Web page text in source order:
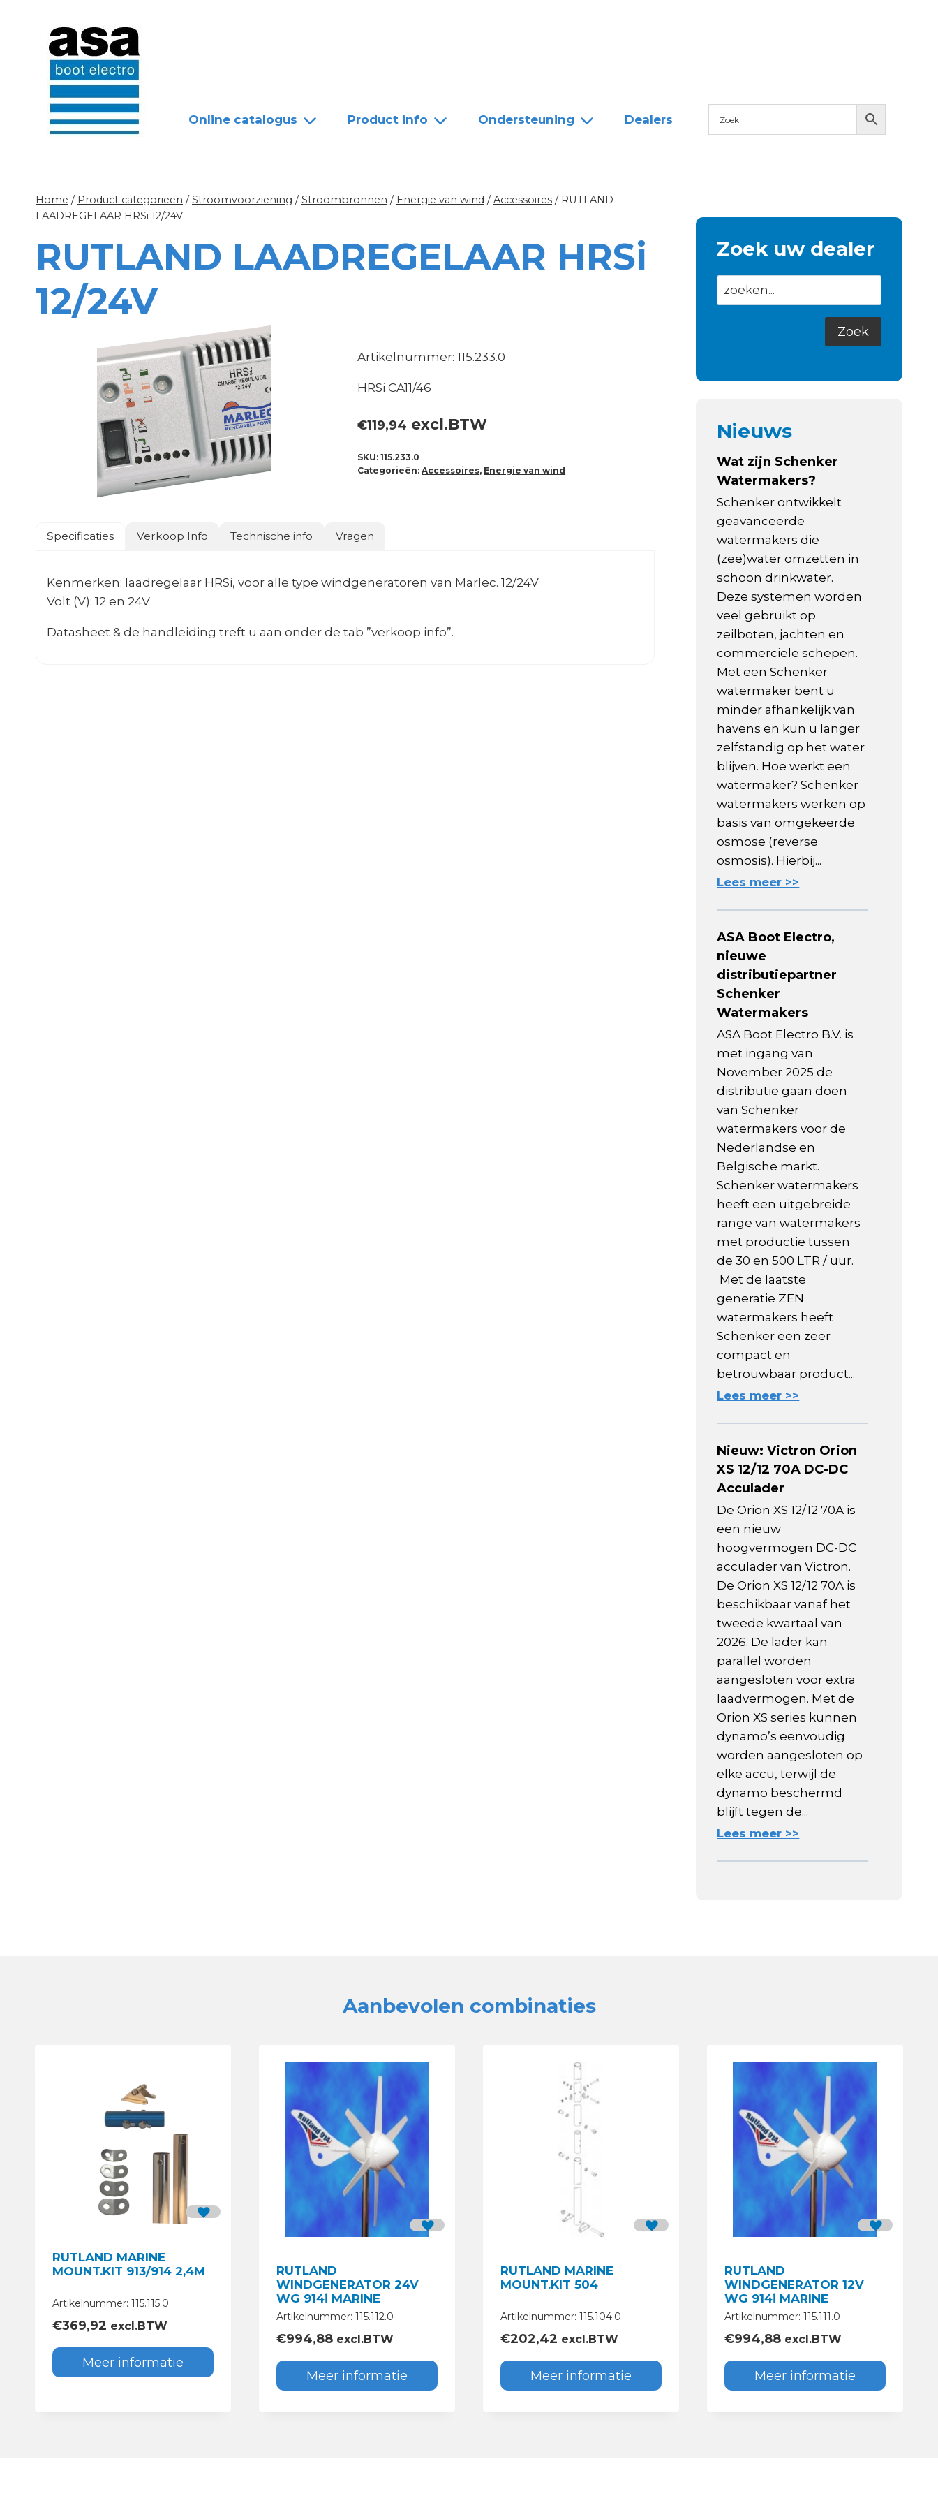
Online catalogus Product info Ondersteuning Dealers
Home / Product categorieën / Stroomvoorziening / Stroombronnen / Energie van wind / Accessoires / RUTLAND
LAADREGELAAR HRSi 12/24V
RUTLAND LAADREGELAAR HRSi
12/24V
Artikelnummer: 115.233.0
HRSi CA11/46
€119,94 excl.BTW
SKU:115.233.0
Categorieën:Accessoires, Energie van wind
Specificaties Verkoop Info Technische info Vragen
Kenmerken: laadregelaar HRSi, voor alle type windgeneratoren van Marlec. 12/24V
Volt (V): 12 en 24V
Datasheet & de handleiding treft u aan onder de tab ”verkoop info”.
Zoek uw dealer
Nieuws
Wat zijn Schenker
Watermakers?
Schenker ontwikkelt
geavanceerde
watermakers die
(zee)water omzetten in
schoon drinkwater.
Deze systemen worden
veel gebruikt op
zeilboten, jachten en
commerciële schepen.
Met een Schenker
watermaker bent u
minder afhankelijk van
havens en kun u langer
zelfstandig op het water
blijven. Hoe werkt een
watermaker? Schenker
watermakers werken op
basis van omgekeerde
osmose (reverse
osmosis). Hierbij...
Lees meer >>
ASA Boot Electro,
nieuwe
distributiepartner
Schenker
Watermakers
ASA Boot Electro B.V. is
met ingang van
November 2025 de
distributie gaan doen
van Schenker
watermakers voor de
Nederlandse en
Belgische markt.
Schenker watermakers
heeft een uitgebreide
range van watermakers
met productie tussen
de 30 en 500 LTR / uur.
Met de laatste
generatie ZEN
watermakers heeft
Schenker een zeer
compact en
betrouwbaar product...
Lees meer >>
Nieuw: Victron Orion
XS 12/12 70A DC-DC
Acculader
De Orion XS 12/12 70A is
een nieuw
hoogvermogen DC-DC
acculader van Victron.
De Orion XS 12/12 70A is
beschikbaar vanaf het
tweede kwartaal van
2026. De lader kan
parallel worden
aangesloten voor extra
laadvermogen. Met de
Orion XS series kunnen
dynamo’s eenvoudig
worden aangesloten op
elke accu, terwijl de
dynamo beschermd
blijft tegen de...
Lees meer >>
Aanbevolen combinaties
RUTLAND MARINE
MOUNT.KIT 913/914 2,4M
Artikelnummer: 115.115.0
€369,92 excl.BTW
Meer informatie
RUTLAND
WINDGENERATOR 24V
WG 914i MARINE
Artikelnummer: 115.112.0
€994,88 excl.BTW
Meer informatie
RUTLAND MARINE
MOUNT.KIT 504
Artikelnummer: 115.104.0
€202,42 excl.BTW
Meer informatie
RUTLAND
WINDGENERATOR 12V
WG 914i MARINE
Artikelnummer: 115.111.0
€994,88 excl.BTW
Meer informatie